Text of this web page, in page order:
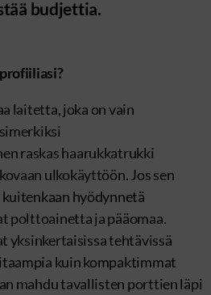
budjettia.
laitetta, joka on vain
raskas haarukkatrukki
ulkokäyttöön. Jos sen
hyödynnetä
polttoainetta ja pääomaa.
yksinkertaisissa tehtävissä
kuin kompaktimmat
mahdu tavallisten porttien läpi